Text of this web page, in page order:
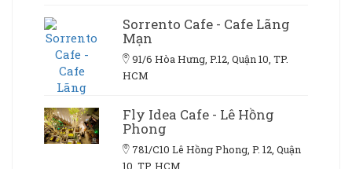
Sorrento Cafe - Cafe Lãng
Mạn
91/6 Hòa Hưng, P.12, Quận 10, TP.
HCM
Fly Idea Cafe - Lê Hồng
Phong
781/C10 Lê Hồng Phong, P. 12, Quận
10, TP. HCM